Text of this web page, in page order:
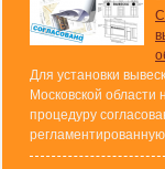
Для установки
Московской области
процедуру